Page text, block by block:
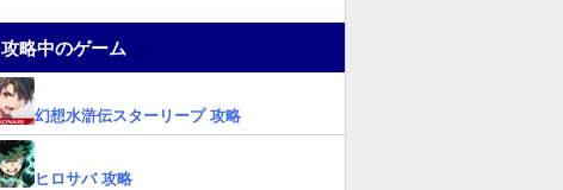
攻略中のゲーム
幻想水滸伝スターリープ 攻略
ヒロサバ 攻略